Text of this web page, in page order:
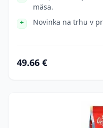
mäsa.
Novinka na trhu v
49.66 €